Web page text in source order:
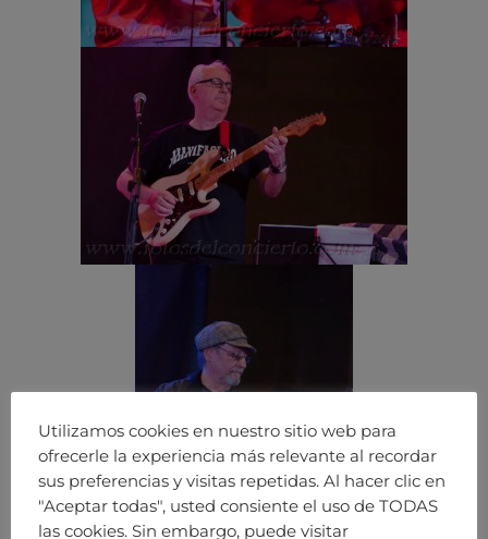
Utilizamos cookies en nuestro sitio web para
ofrecerle la experiencia más relevante al recordar
sus preferencias y visitas repetidas. Al hacer clic en
"Aceptar todas", usted consiente el uso de TODAS
las cookies. Sin embargo, puede visitar